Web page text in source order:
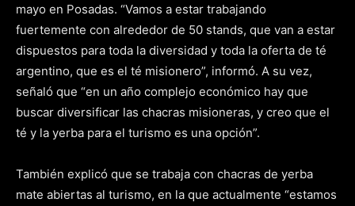
mayo en Posadas. “Vamos a estar trabajando
fuertemente con alrededor de 50 stands, que van a estar
dispuestos para toda la diversidad y toda la oferta de té
argentino, que es el té misionero”, informó. A su vez,
señaló que “en un año complejo económico hay que
buscar diversificar las chacras misioneras, y creo que el
té y la yerba para el turismo es una opción”.
También explicó que se trabaja con chacras de yerba
mate abiertas al turismo, en la que actualmente “estamos